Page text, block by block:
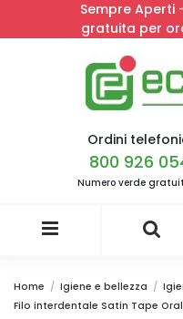
Sempre Aperti
gratuita per
Ordini
800 926
Numero verde
Home Igiene e bellezza
Filo interdentale Satin Tape